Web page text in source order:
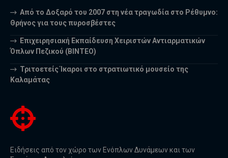
Από το Δοξαρό του 2007 στη νέα τραγωδία στο Ρέθυμνο:
Θρήνος για τους πυροσβέστες
Επιχειρησιακή Εκπαίδευση Χειριστών Αντιαρματικών
Όπλων Πεζικού (ΒΙΝΤΕΟ)
Τριτοετείς Ίκαροι στο στρατιωτικό μουσείο της
Καλαμάτας
Ειδήσεις από τον χώρο των Ενόπλων Δυνάμεων και των